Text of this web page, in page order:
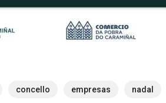
concello empresas nadal